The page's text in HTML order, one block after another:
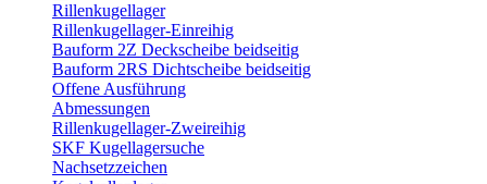
Rillenkugellager
Rillenkugellager-Einreihig
Bauform 2Z Deckscheibe beidseitig
Bauform 2RS Dichtscheibe beidseitig
Offene Ausführung
Abmessungen
Rillenkugellager-Zweireihig
SKF Kugellagersuche
Nachsetzzeichen